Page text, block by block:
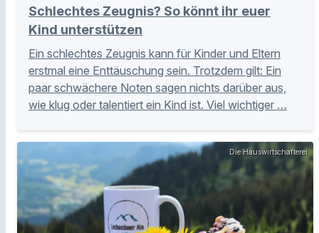
Schlechtes Zeugnis? So könnt ihr euer
Kind unterstützen
Ein schlechtes Zeugnis kann für Kinder und Eltern
erstmal eine Enttäuschung sein. Trotzdem gilt: Ein
paar schwächere Noten sagen nichts darüber aus,
wie klug oder talentiert ein Kind ist. Viel wichtiger …
Die Hauswirtschafterei